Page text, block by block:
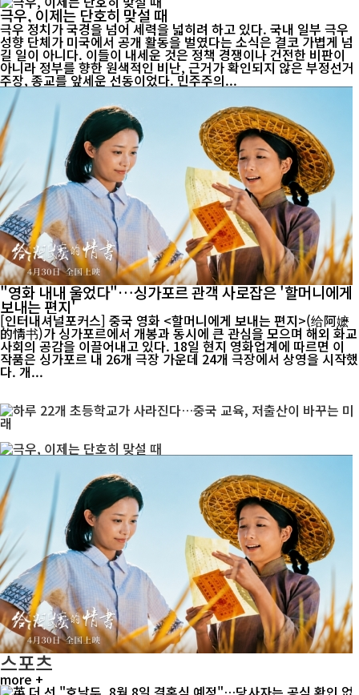
극우, 이제는 단호히 맞설 때
극우 정치가 국경을 넘어 세력을 넓히려 하고 있다. 국내 일부 극우
성향 단체가 미국에서 공개 활동을 벌였다는 소식은 결코 가볍게 넘
길 일이 아니다. 이들이 내세운 것은 정책 경쟁이나 건전한 비판이
아니라 정부를 향한 원색적인 비난, 근거가 확인되지 않은 부정선거
주장, 종교를 앞세운 선동이었다. 민주주의...
"영화 내내 울었다"…싱가포르 관객 사로잡은 '할머니에게
보내는 편지'
[인터내셔널포커스] 중국 영화 <할머니에게 보내는 편지>(给阿嬷
的情书)가 싱가포르에서 개봉과 동시에 큰 관심을 모으며 해외 화교
사회의 공감을 이끌어내고 있다. 18일 현지 영화업계에 따르면 이
작품은 싱가포르 내 26개 극장 가운데 24개 극장에서 상영을 시작했
다. 개...
스포츠
more +